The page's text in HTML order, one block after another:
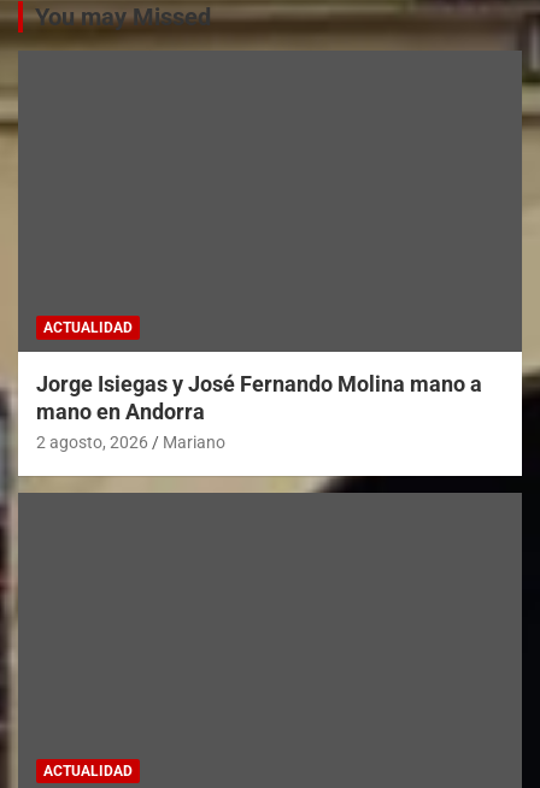
You may Missed
ACTUALIDAD
Jorge Isiegas y José Fernando Molina mano a
mano en Andorra
2 agosto, 2026 Mariano
ACTUALIDAD